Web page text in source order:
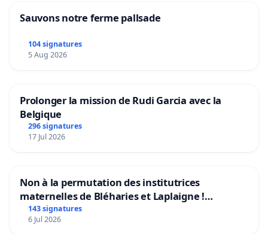
Sauvons notre ferme pallsade
104 signatures
5 Aug 2026
Prolonger la mission de Rudi Garcia avec la
Belgique
296 signatures
17 Jul 2026
Non à la permutation des institutrices
maternelles de Bléharies et Laplaigne !
Préservons la stabilité de nos enfants.
143 signatures
6 Jul 2026